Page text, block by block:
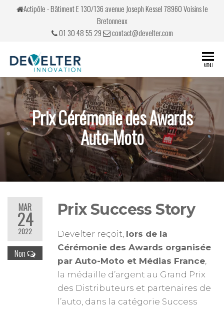
Actipôle - Bâtiment E 130/136 avenue Joseph Kessel 78960 Voisins le
Bretonneux
01 30 48 55 29
contact@develter.com
de conduite
MENU
Prix Cérémonie des Awards
Auto-Moto
MAR
24
2022
Non
Prix Success Story
Develter reçoit, lors de la
Cérémonie des Awards organisée
par Auto-Moto et Médias France,
la médaille d’argent au Grand Prix
des Distributeurs et partenaires de
l’auto, dans la catégorie Success